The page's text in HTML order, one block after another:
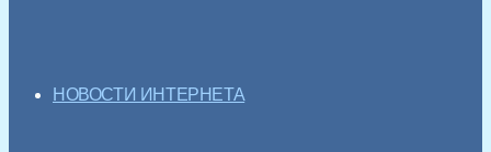
НОВОСТИ ИНТЕРНЕТА